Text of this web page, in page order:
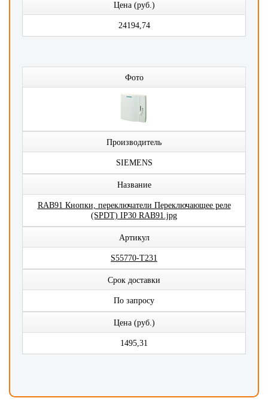
Цена (руб.)
24194,74
Фото
Производитель
SIEMENS
Название
RAB91 Кнопки, переключатели Переключающее реле
(SPDT) IP30 RAB91.jpg
Артикул
S55770-T231
Срок доставки
По запросу
Цена (руб.)
1495,31